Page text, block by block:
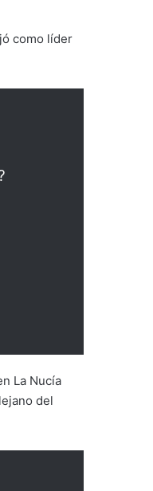
como líder
La Nucía
del